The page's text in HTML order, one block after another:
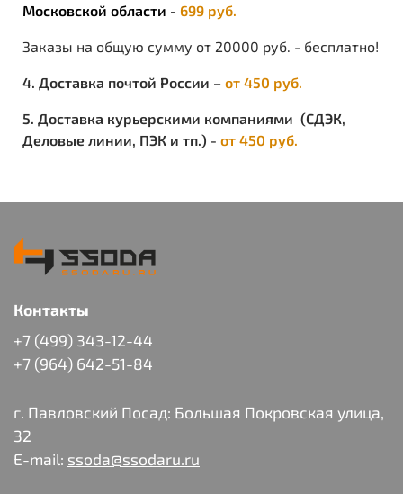
Московской области - 699 руб.
Заказы на общую сумму от 20000 руб. - бесплатно!
4. Доставка почтой России – от 450 руб.
5. Доставка курьерскими компаниями (СДЭК,
Деловые линии, ПЭК и тп.) - от 450 руб.
Контакты
+7 (499) 343-12-44
+7 (964) 642-51-84
г. Павловский Посад: Большая Покровская улица,
32
E-mail: ssoda@ssodaru.ru